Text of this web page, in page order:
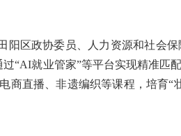
区政协委员、人力资源和社会保
“AI就业管家”等平台实现精准匹
商直播、非遗编织等课程，培育